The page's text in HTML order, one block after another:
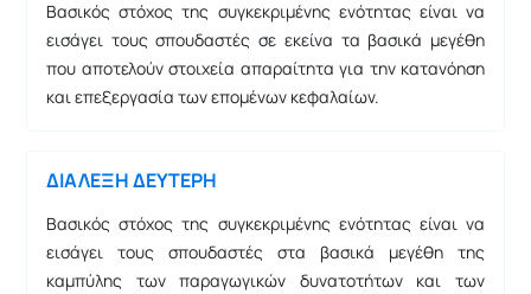
Βασικός στόχος της συγκεκριμένης ενότητας είναι να
εισάγει τους σπουδαστές σε εκείνα τα βασικά μεγέθη
που αποτελούν στοιχεία απαραίτητα για την κατανόηση
και επεξεργασία των επομένων κεφαλαίων.
ΔΙΑΛΕΞΗ ΔΕΥΤΕΡΗ
Βασικός στόχος της συγκεκριμένης ενότητας είναι να
εισάγει τους σπουδαστές στα βασικά μεγέθη της
καμπύλης των παραγωγικών δυνατοτήτων και των